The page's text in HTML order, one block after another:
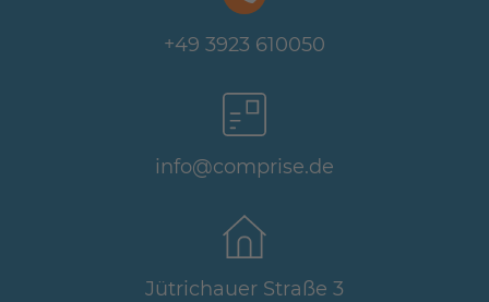
+49 3923 610050
info@comprise.de
Jütrichauer Straße 3